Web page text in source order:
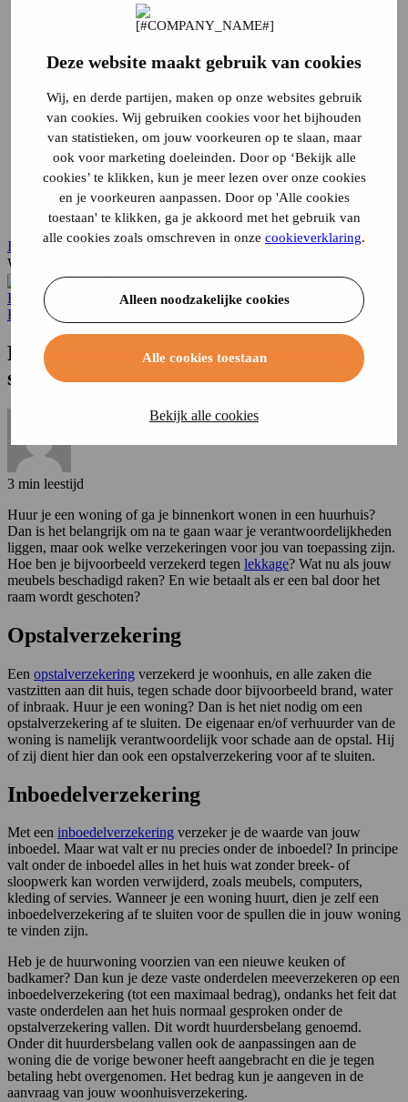
Deze website maakt gebruik van cookies
Wij, en derde partijen, maken op onze websites gebruik
van cookies. Wij gebruiken cookies voor het bijhouden
van statistieken, om jouw voorkeuren op te slaan, maar
ook voor marketing doeleinden. Door op ‘Bekijk alle
cookies’ te klikken, kun je meer lezen over onze cookies
en je voorkeuren aanpassen. Door op 'Alle cookies
toestaan' te klikken, ga je akkoord met het gebruik van
alle cookies zoals omschreven in onze cookieverklaring.
Alleen noodzakelijke cookies
Alle cookies toestaan
Bekijk alle cookies
Chaletverzekering
Doorlopende reisverzekering
Stacaravan
Vouwwagenverzekering
Alle verzekeringen
Direct regelen
Schade melden
Wijziging doorgeven
Verzekering annuleren
Inloggen
Service & contact
Inloggen
Waar ben je naar op zoek?
Home
verzekeringen bij huur
Blog
Een woning huren: welke verzekeringen
sluit ik af?
3 min leestijd
Huur je een woning of ga je binnenkort wonen in een huurhuis?
Dan is het belangrijk om na te gaan waar je verantwoordelijkheden
liggen, maar ook welke verzekeringen voor jou van toepassing zijn.
Hoe ben je bijvoorbeeld verzekerd tegen lekkage? Wat nu als jouw
meubels beschadigd raken? En wie betaalt als er een bal door het
raam wordt geschoten?
Opstalverzekering
Een opstalverzekering verzekerd je woonhuis, en alle zaken die
vastzitten aan dit huis, tegen schade door bijvoorbeeld brand, water
of inbraak. Huur je een woning? Dan is het niet nodig om een
opstalverzekering af te sluiten. De eigenaar en/of verhuurder van de
woning is namelijk verantwoordelijk voor schade aan de opstal. Hij
of zij dient hier dan ook een opstalverzekering voor af te sluiten.
Inboedelverzekering
Met een inboedelverzekering verzeker je de waarde van jouw
inboedel. Maar wat valt er nu precies onder de inboedel? In principe
valt onder de inboedel alles in het huis wat zonder breek- of
sloopwerk kan worden verwijderd, zoals meubels, computers,
kleding of servies. Wanneer je een woning huurt, dien je zelf een
inboedelverzekering af te sluiten voor de spullen die in jouw woning
te vinden zijn.
Heb je de huurwoning voorzien van een nieuwe keuken of
badkamer? Dan kun je deze vaste onderdelen meeverzekeren op een
inboedelverzekering (tot een maximaal bedrag), ondanks het feit dat
vaste onderdelen aan het huis normaal gesproken onder de
opstalverzekering vallen. Dit wordt huurdersbelang genoemd.
Onder dit huurdersbelang vallen ook de aanpassingen aan de
woning die de vorige bewoner heeft aangebracht en die je tegen
betaling hebt overgenomen. Het bedrag kun je aangeven in de
aanvraag van jouw woonhuisverzekering.